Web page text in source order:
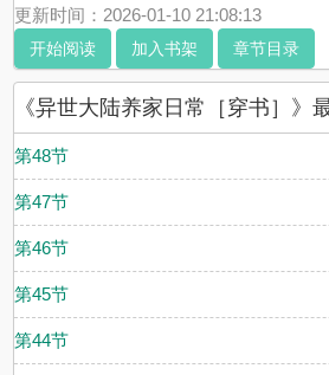
更新时间：2026-01-10 21:08:13
开始阅读 加入书架 章节目录
《异世大陆养家日常［穿书］》
第48节
第47节
第46节
第45节
第44节